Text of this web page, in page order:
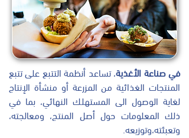
في صناعة الأغذية، تساعد أنظمة التتبع على تتبع
المنتجات الغذائية من المزرعة أو منشأة الإنتاج
لغاية الوصول الى المستهلك النهائي، بما في
ذلك المعلومات حول أصل المنتج، ومعالجته،
وتعبئته،وتوزيعه.